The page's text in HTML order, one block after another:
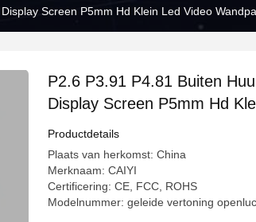
Screen P5mm Hd Klein Led Video
P2.6 P3.91 P4.81 Buiten
Display Screen P5mm Hd
Wandpaneel
Productdetails
Plaats van herkomst: China
Merknaam: CAIYI
Certificering: CE, FCC, ROHS
Modelnummer: geleide vertoning